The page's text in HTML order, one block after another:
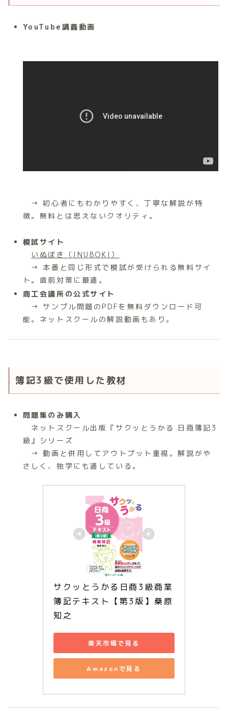
YouTube講義動画
→ 初心者にもわかりやすく、丁寧な解説が特
徴。無料とは思えないクオリティ。
模試サイト
いぬぼき（INUBOKI）
→ 本番と同じ形式で模試が受けられる無料サイ
ト。直前対策に最適。
商工会議所の公式サイト
→ サンプル問題のPDFを無料ダウンロード可
能。ネットスクールの解説動画もあり。
簿記3級で使用した教材
問題集のみ購入
ネットスクール出版『サクッとうかる 日商簿記3
級』シリーズ
→ 動画と併用してアウトプット重視。解説がや
さしく、独学にも適している。
サクッとうかる日商3級商業
簿記テキスト【第3版】桑原
知之
楽天市場で見る
Amazonで見る